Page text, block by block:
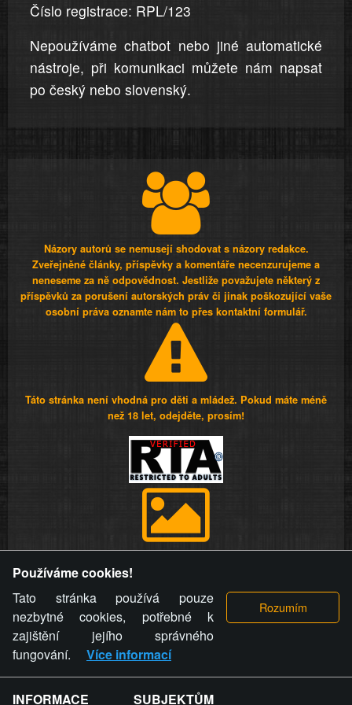
Číslo registrace: RPL/123
Nepoužíváme chatbot nebo jiné automatické
nástroje, při komunikaci můžete nám napsat
po český nebo slovenský.
Názory autorů se nemusejí shodovat s názory redakce.
Zveřejněné články, příspěvky a komentáře necenzurujeme a
neneseme za ně odpovědnost. Jestliže považujete některý z
příspěvků za porušení autorských práv či jinak poškozující vaše
osobní práva oznamte nám to přes kontaktní formulář.
Táto stránka není vhodná pro děti a mládež. Pokud máte méně
než 18 let, odejděte, prosím!
videa a komentáře. Osoba, které se toto opatření provozovatele
stránky týče, ani osoba, která umístila fotografii nebo video na
stránku, nemůže z důvodu odstranění fotografie, videa nebo
komentáře pro výše uvedenou okolnost uplatnit vůči
provozovateli stránky žádný nárok na náhradu škody nebo
nemajetkové újmy.
Používáme cookies!
Tato stránka používá pouze
nezbytné cookies, potřebné k
zajištění jejího správného
fungování.
Více informací
INFORMACE SUBJEKTŮM